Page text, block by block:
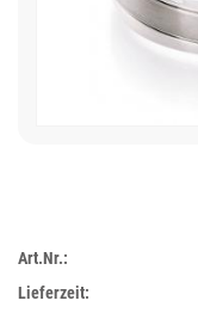
Art.Nr.:
Lieferzeit: